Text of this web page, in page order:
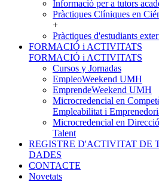
Informació per a tutors
Pràctiques Clíniques en
+
Pràctiques d'estudiants
FORMACIÓ i ACTIVITATS
FORMACIÓ i ACTIVITATS
Cursos y Jornadas
EmpleoWeekend UMH
EmprendeWeekend UMH
Microcredencial en
Empleabilitat i
Microcredencial en
Talent
REGISTRE D'ACTIVITAT DE
DADES
CONTACTE
Novetats